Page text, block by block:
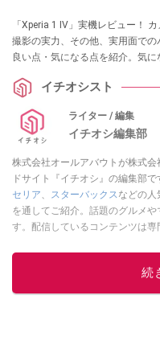
「Xperia 1 IV」実機レビュー！
撮影の実力、その他、実用面で
良い点・気になる点を紹介。気
イチオシスト
ライター / 編集
イチオシ編集部
株式会社オールアバウトが株式
ドサイト『イチオシ』の編集部で
セリア、 スターバックスなどの人
を通してご紹介。話題のグルメ
す。配信しているコンテンツは
ニュースでフォロー
続